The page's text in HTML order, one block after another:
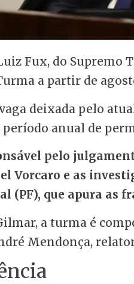
Fux, do Supremo
a partir de
deixada pelo
período anual de
pelo
Vorcaro e as
(PF), que apura as
a turma é
Mendonça,